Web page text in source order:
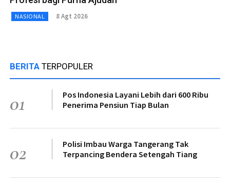
NASIONAL 8 Agt 2026
BERITA TERPOPULER
01
Pos Indonesia Layani Lebih dari 600 Ribu
Penerima Pensiun Tiap Bulan
02
Polisi Imbau Warga Tangerang Tak
Terpancing Bendera Setengah Tiang